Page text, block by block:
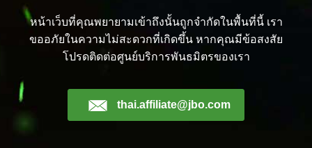
หน้าเว็บที่คุณพยายามเข้าถึงนั้นถูกจำกัดในพื้นที่นี้ เรา
ขออภัยในความไม่สะดวกที่เกิดขึ้น หากคุณมีข้อสงสัย
โปรดติดต่อศูนย์บริการพันธมิตรของเรา
thai.affiliate@jbo.com